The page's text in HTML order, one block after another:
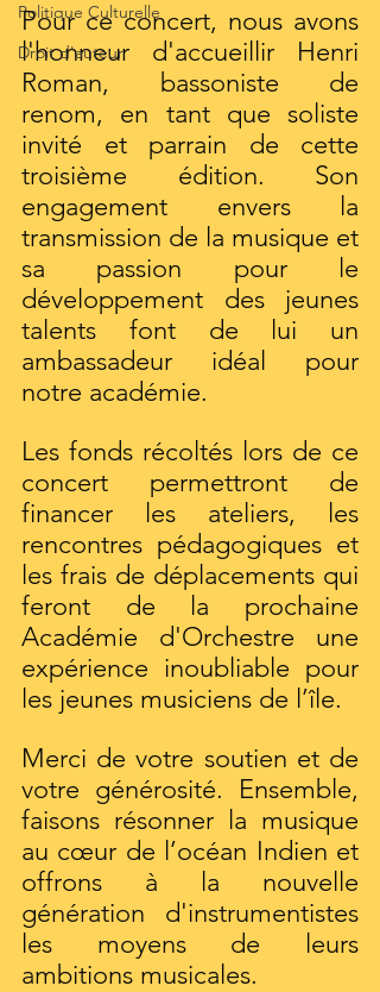
Politique Culturelle
Droit d'auteur
Pour ce concert, nous avons
l'honneur d'accueillir Henri
Roman, bassoniste de
renom, en tant que soliste
invité et parrain de cette
troisième édition. Son
engagement envers la
transmission de la musique et
sa passion pour le
développement des jeunes
talents font de lui un
ambassadeur idéal pour
notre académie.
Les fonds récoltés lors de ce
concert permettront de
financer les ateliers, les
rencontres pédagogiques et
les frais de déplacements qui
feront de la prochaine
Académie d'Orchestre une
expérience inoubliable pour
les jeunes musiciens de l’île.
Merci de votre soutien et de
votre générosité. Ensemble,
faisons résonner la musique
au cœur de l’océan Indien et
offrons à la nouvelle
génération d'instrumentistes
les moyens de leurs
ambitions musicales.